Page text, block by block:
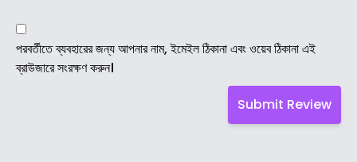
পরবর্তীতে ব্যবহারের জন্য আপনার নাম, ইমেইল ঠিকানা এবং ওয়েব ঠিকানা এই
ব্রাউজারে সংরক্ষণ করুন।